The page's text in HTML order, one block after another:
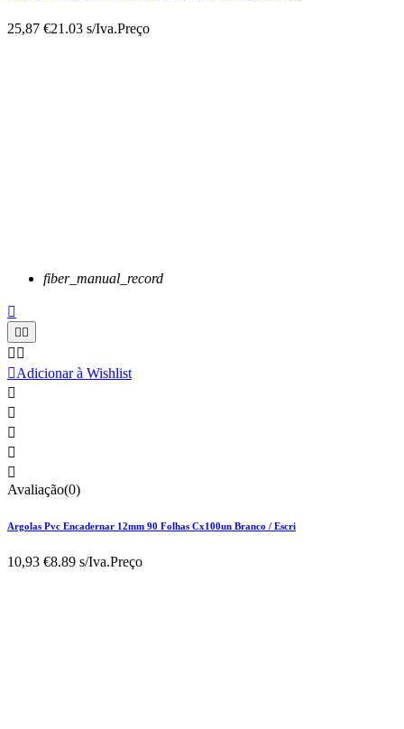
25,87 €21.03 s/Iva.Preço
fiber_manual_record

 
 
Adicionar à Wishlist





Avaliação(0)
Argolas Pvc Encadernar 12mm 90 Folhas Cx100un Branco / Escri
10,93 €8.89 s/Iva.Preço